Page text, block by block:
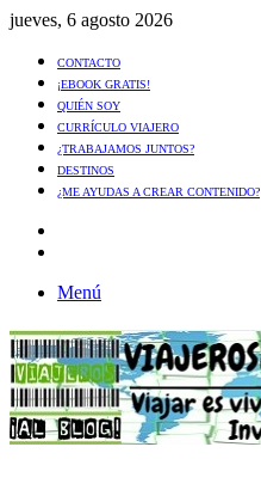
jueves, 6 agosto 2026
CONTACTO
¡EBOOK GRATIS!
QUIÉN SOY
CURRÍCULO VIAJERO
¿TRABAJAMOS JUNTOS?
DESTINOS
¿ME AYUDAS A CREAR CONTENIDO?
Menú